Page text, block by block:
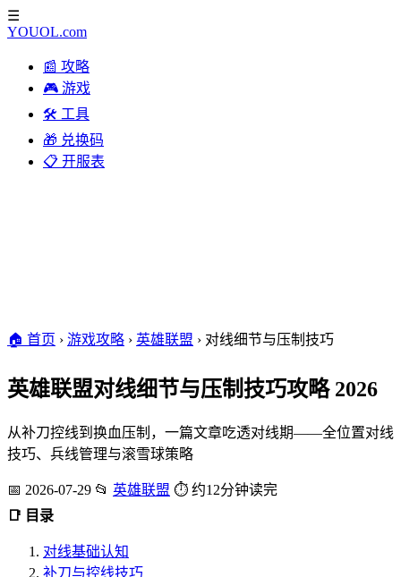
☰
YOUOL.com
📰 攻略
🎮 游戏
🛠️ 工具
🎁 兑换码
📋 开服表
🏠 首页 › 游戏攻略 › 英雄联盟 › 对线细节与压制技巧
英雄联盟对线细节与压制技巧攻略 2026
从补刀控线到换血压制，一篇文章吃透对线期——全位置对线
技巧、兵线管理与滚雪球策略
📅 2026-07-29 📂 英雄联盟 ⏱ 约12分钟读完
📑 目录
对线基础认知
补刀与控线技巧